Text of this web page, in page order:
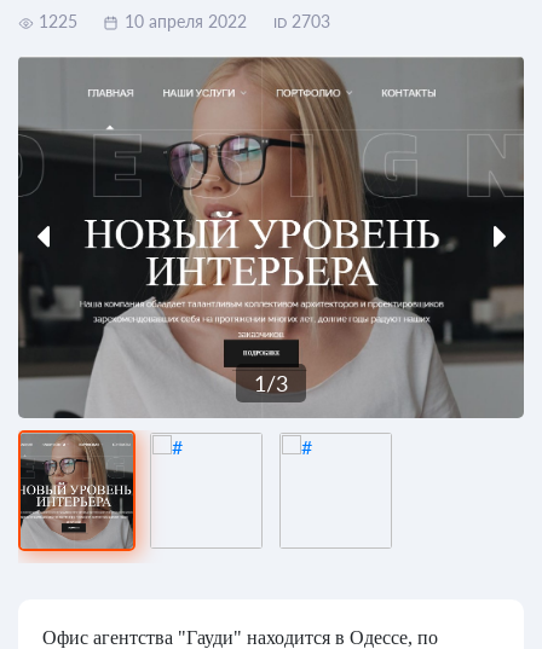
1225
10 апреля 2022 ID 2703
1/3
Офис агентства "Гауди" находится в Одессе, по